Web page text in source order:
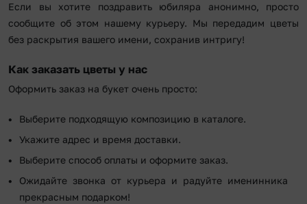
Если вы хотите поздравить юбиляра анонимно, просто
сообщите об этом нашему курьеру. Мы передадим цветы
без раскрытия вашего имени, сохранив интригу!
Как заказать цветы у нас
Оформить заказ на букет очень просто:
Выберите подходящую композицию в каталоге.
Укажите адрес и время доставки.
Выберите способ оплаты и оформите заказ.
Ожидайте звонка от курьера и радуйте именинника
прекрасным подарком!